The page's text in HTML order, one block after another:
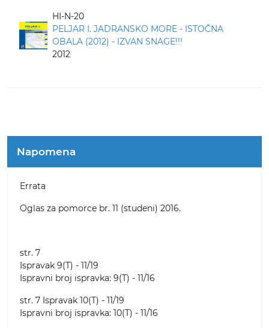
HI-N-20
PELJAR I. JADRANSKO MORE - ISTOČNA
OBALA (2012) - IZVAN SNAGE!!!
2012
Napomena
Errata
Oglas za pomorce br. 11 (studeni) 2016.
str. 7
Ispravak 9(T) - 11/19
Ispravni broj ispravka: 9(T) - 11/16
str. 7 Ispravak 10(T) - 11/19
Ispravni broj ispravka: 10(T) - 11/16